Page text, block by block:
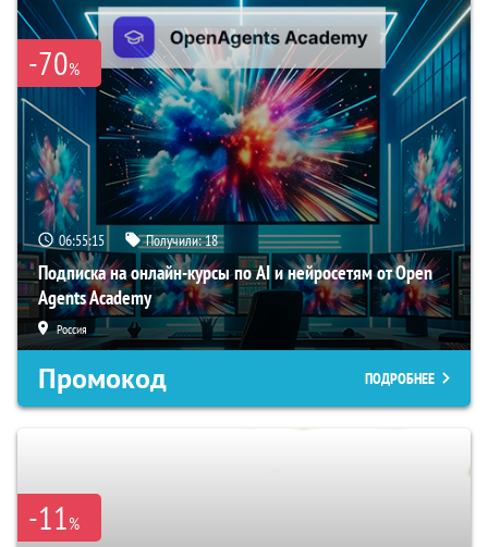
-70%
06:55:14 Получили:18
Подписка на онлайн-курсы по AI и нейросетям от Open
Agents Academy
Россия
Промокод ПОДРОБНЕЕ
-11%